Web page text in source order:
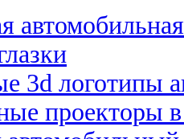
3d логотипы
проекторы